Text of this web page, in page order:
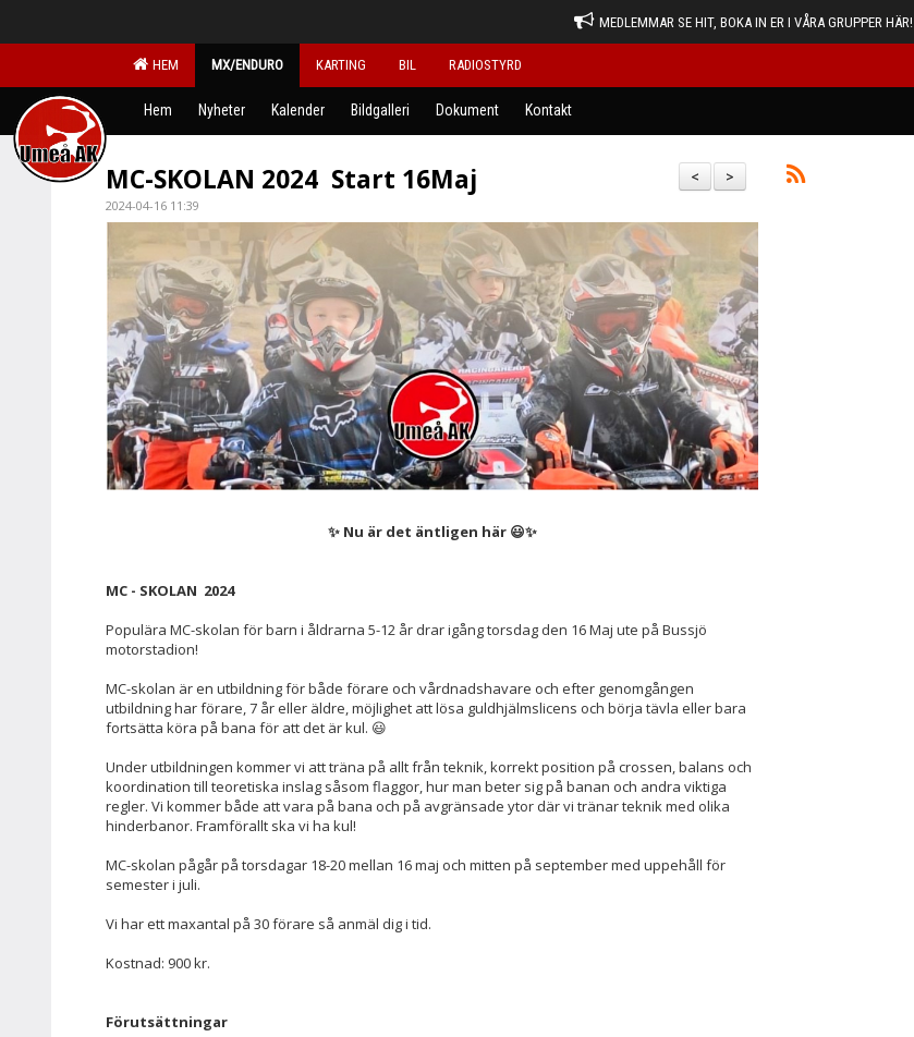
MEDLEMMAR SE HIT, BOKA IN ER I VÅRA GRUPPER HÄR!
HEM MX/ENDURO KARTING BIL RADIOSTYRD
Hem Nyheter Kalender Bildgalleri Dokument Kontakt
>
<
MC-SKOLAN 2024 Start 16Maj
2024-04-16 11:39
✨ Nu är det äntligen här 😃✨
MC - SKOLAN 2024
Populära MC-skolan för barn i åldrarna 5-12 år drar igång torsdag den 16 Maj ute på Bussjö
motorstadion!
MC-skolan är en utbildning för både förare och vårdnadshavare och efter genomgången
utbildning har förare, 7 år eller äldre, möjlighet att lösa guldhjälmslicens och börja tävla eller bara
fortsätta köra på bana för att det är kul. 😃
Under utbildningen kommer vi att träna på allt från teknik, korrekt position på crossen, balans och
koordination till teoretiska inslag såsom flaggor, hur man beter sig på banan och andra viktiga
regler. Vi kommer både att vara på bana och på avgränsade ytor där vi tränar teknik med olika
hinderbanor. Framförallt ska vi ha kul!
MC-skolan pågår på torsdagar 18-20 mellan 16 maj och mitten på september med uppehåll för
semester i juli.
Vi har ett maxantal på 30 förare så anmäl dig i tid.
Kostnad: 900 kr.
Förutsättningar